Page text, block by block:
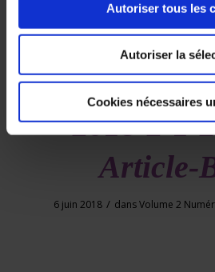
Autoriser tous les
Autoriser la
Cookies nécessaires
Rev-
2018-2-1-
Article-
6 juin 2018 / dansVolume 2